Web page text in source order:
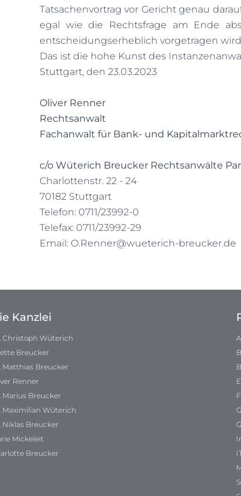
Tatsachenvortrag vor Gericht genau
egal wie die Rechtsfrage am Ende
entscheidungserheblich vorgetragen
Das ist die hohe Kunst des
Stuttgart, den 23.03.2023
Oliver Renner
Rechtsanwalt
Fachanwalt für Bank- und
c/o Wüterich Breucker Rechtsanwälte
Charlottenstr. 22 - 24
70182 Stuttgart
Telefon: 0711/23992-0
Telefax: 0711/23992-29
Email: O.Renner@wueterich-breucker.de
Kanzlei
Christoph Wüterich
Breucker
Matthias Breucker
Renner
Marius Breucker
Maximilian Wüterich
Niklas Breucker
Mickeleit
Breucker